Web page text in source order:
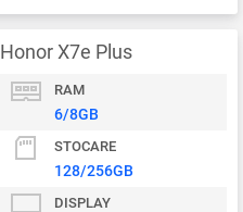
Honor X7e Plus
RAM
6/8GB
STOCARE
128/256GB
DISPLAY